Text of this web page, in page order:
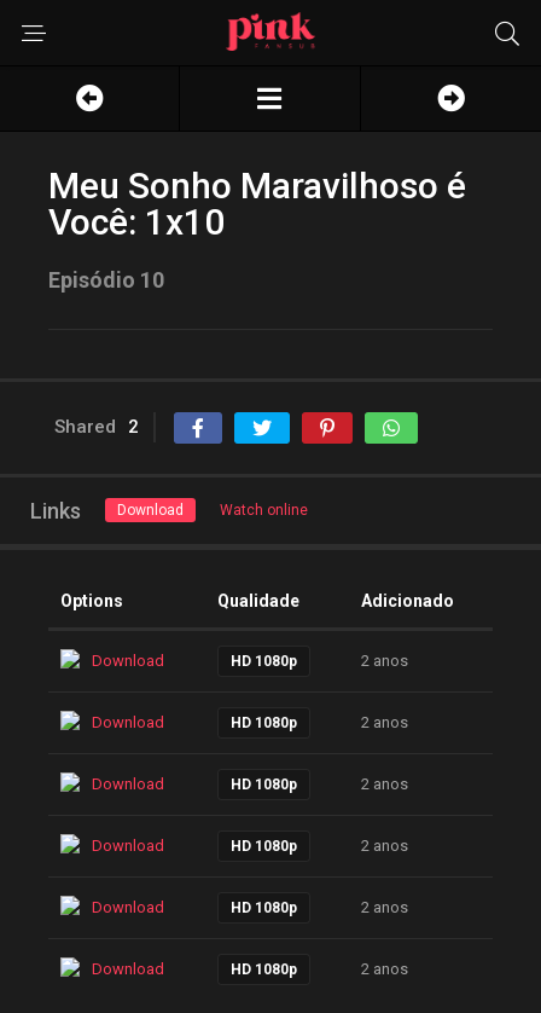
Meu Sonho Maravilhoso é
Você: 1x10
Episódio 10
Shared 2
Links Download Watch online
Options Qualidade Adicionado
Download HD 1080p 2 anos
Download HD 1080p 2 anos
Download HD 1080p 2 anos
Download HD 1080p 2 anos
Download HD 1080p 2 anos
Download HD 1080p 2 anos